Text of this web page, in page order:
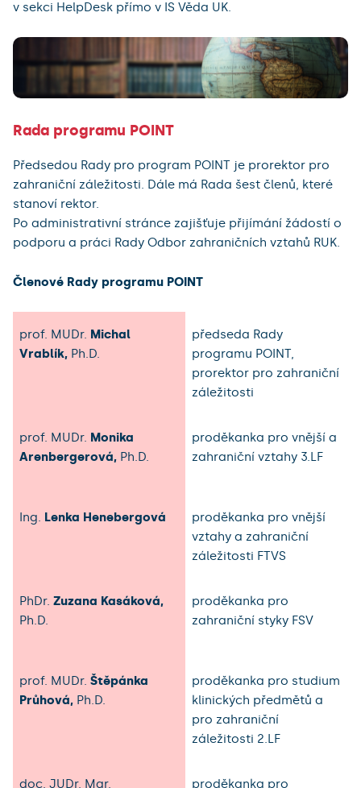
v sekci HelpDesk přímo v IS Věda UK.
Rada programu POINT
Předsedou Rady pro program POINT je prorektor pro
zahraniční záležitosti. Dále má Rada šest členů, které
stanoví rektor.
Po administrativní stránce zajišťuje přijímání žádostí o
podporu a práci Rady Odbor zahraničních vztahů RUK.
Členové Rady programu POINT
prof. MUDr. Michal
Vrablík, Ph.D.
předseda Rady
programu POINT,
prorektor pro zahraniční
záležitosti
prof. MUDr. Monika
Arenbergerová, Ph.D.
proděkanka pro vnější a
zahraniční vztahy 3.LF
Ing. Lenka Henebergová
proděkanka pro vnější
vztahy a zahraniční
záležitosti FTVS
PhDr. Zuzana Kasáková,
Ph.D.
proděkanka pro
zahraniční styky FSV
prof. MUDr. Štěpánka
Průhová, Ph.D.
proděkanka pro studium
klinických předmětů a
pro zahraniční
záležitosti 2.LF
doc. JUDr. Mgr. proděkanka pro